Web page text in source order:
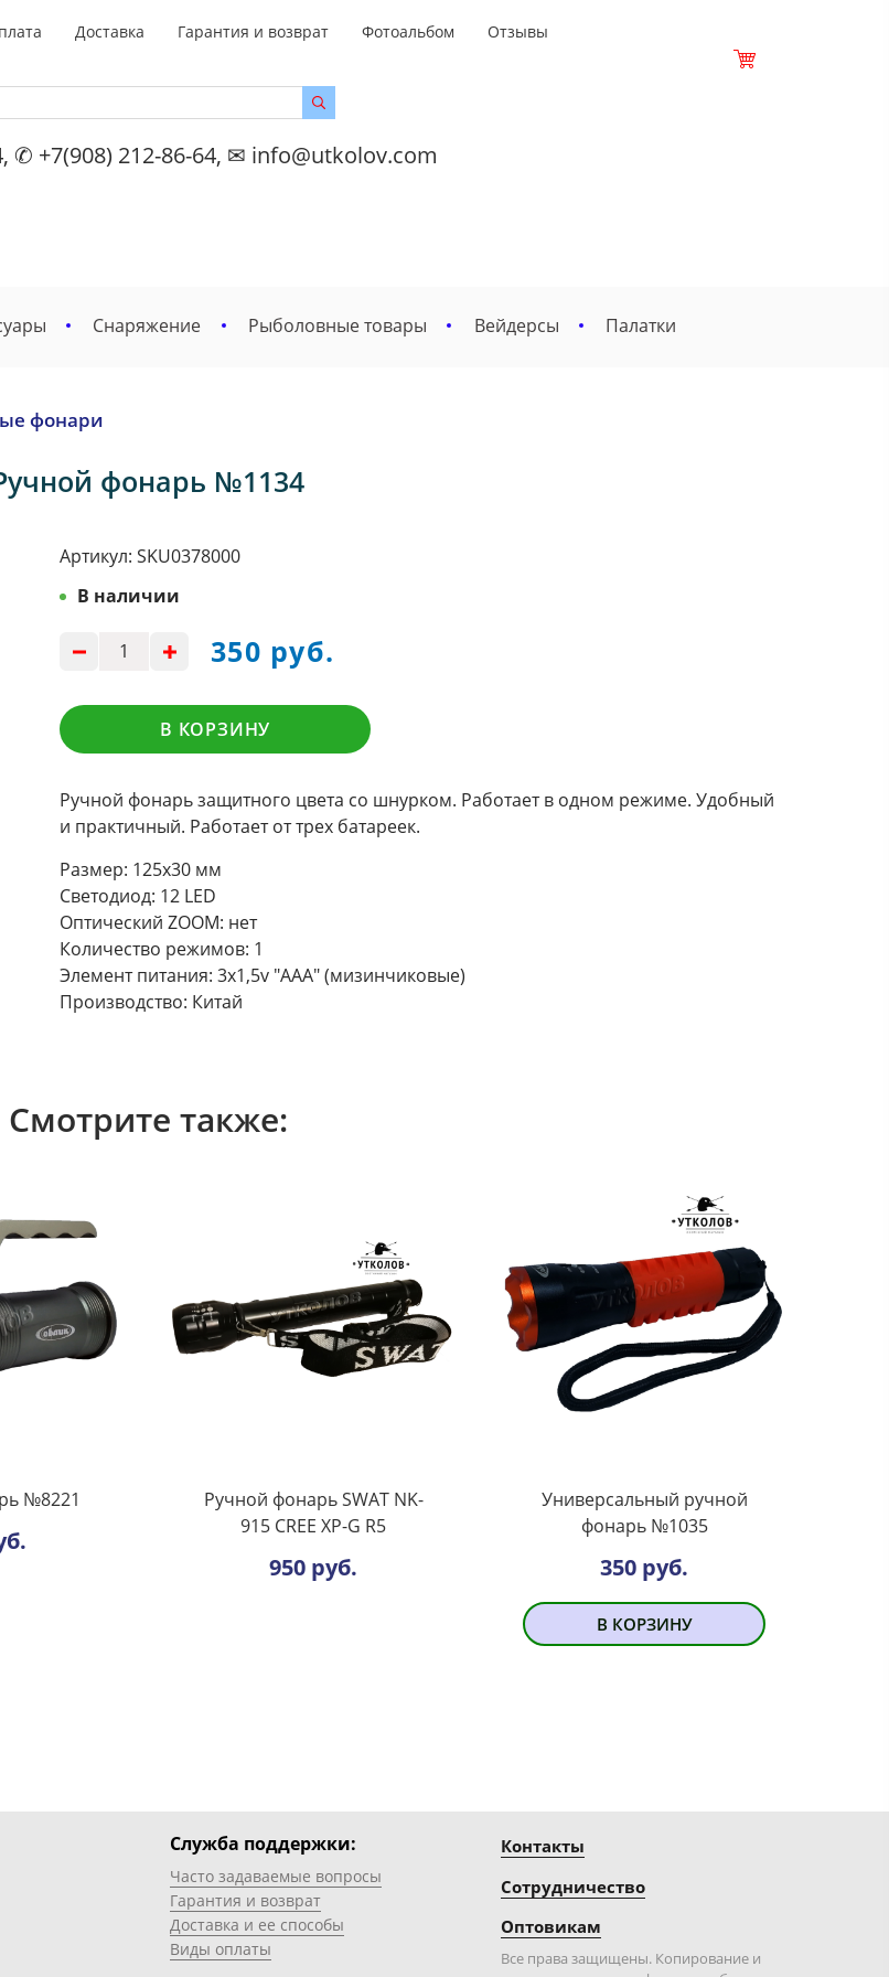
Доставка Гарантия и возврат Фотоальбом
Отзывы
✆ +7(908) 212-86-64, ✉ info@utkolov.com
Снаряжение Рыболовные товары Вейдерсы Палатки
фонари
фонарь №1134
Артикул: SKU0378000
В наличии
350 руб.
В КОРЗИНУ
Ручной фонарь защитного цвета со шнурком. Работает в одном режиме. Удобный
и практичный. Работает от трех батареек.
Размер: 125х30 мм
Светодиод: 12 LED
Оптический ZOOM: нет
Количество режимов: 1
Элемент питания: 3x1,5v "ААА" (мизинчиковые)
Производство: Китай
Смотрите также:
№8221
Ручной фонарь SWAT NK-
915 CREE XP-G R5
950 руб.
Универсальный ручной
фонарь №1035
350 руб.
В КОРЗИНУ
Служба поддержки:
Часто задаваемые вопросы
Гарантия и возврат
Доставка и ее способы
Виды оплаты
Контакты
Сотрудничество
Оптовикам
Все права защищены. Копирование и